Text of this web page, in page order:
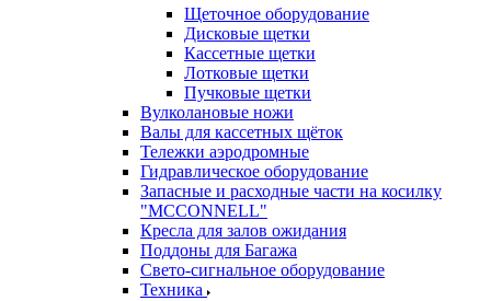
Щеточное оборудование
Дисковые щетки
Кассетные щетки
Лотковые щетки
Пучковые щетки
Вулколановые ножи
Валы для кассетных щёток
Тележки аэродромные
Гидравлическое оборудование
Запасные и расходные части на косилку
"MCCONNELL"
Кресла для залов ожидания
Поддоны для Багажа
Свето-сигнальное оборудование
Техника